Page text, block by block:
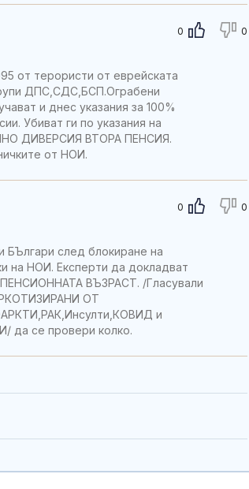
0 0
терористи от еврейската
ДПС,СДС,БСП.Ограбени
и днес указания за 100%
Убиват ги по указания на
ДИВЕРСИЯ ВТОРА ПЕНСИЯ.
от НОИ.
0 0
БЪлгари след блокиране на
на НОИ. Експерти да докладват
ВЪЗРАСТ. /Гласували
ОТ
и
се провери колко.